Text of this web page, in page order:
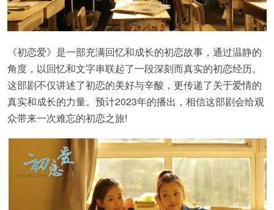
《初恋爱》是一部充满回忆和成长的初恋故事，通过温静的
角度，以回忆和文字串联起了一段深刻而真实的初恋经历。
这部剧不仅讲述了初恋的美好与辛酸，更传递了关于爱情的
真实和成长的力量。预计2023年的播出，相信这部剧会给观
众带来一次难忘的初恋之旅!